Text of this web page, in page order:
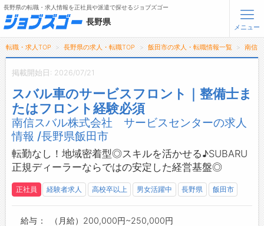
メニュー
トップ
詳細情報で求人を探す
タップで簡単に求人を探す
【初めての方へ】
転職支援サービスについて
長野県の転職・求人情報を正社員や派遣で探せるジョブズゴー
長野県
メニュー
転職・求人TOP 長野県の求人・転職TOP 飯田市の求人・転職情報一覧 南信
掲載開始日: 2026/07/21
スバル車のサービスフロント｜整備士ま
たはフロント経験必須
南信スバル株式会社 サービスセンターの求人
情報 /長野県飯田市
転勤なし！地域密着型◎スキルを活かせる♪SUBARU
正規ディーラーならではの安定した経営基盤◎
正社員 経験者求人 高校卒以上 男女活躍中 長野県 飯田市
給与
（月給）200,000円~250,000円